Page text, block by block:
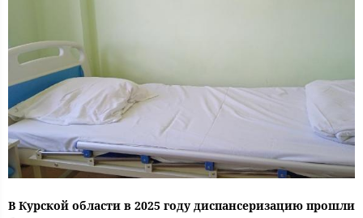
В Курской области в 2025 году диспансеризацию прошли